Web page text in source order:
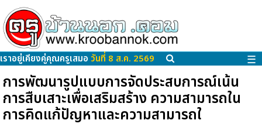
เราอยู่เคียงคู่คุณครูเสมอ วันที่ 8 ส.ค. 2569 ☰
การพัฒนารูปแบบการจัดประสบการณ์เน้น
การสืบเสาะเพื่อเสริมสร้าง ความสามารถใน
การคิดแก้ปัญหาและความสามารถใ